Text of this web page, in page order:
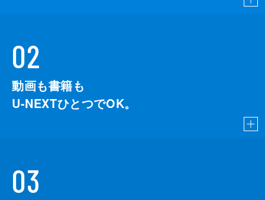
02
動画も書籍も
U-NEXTひとつでOK。
03